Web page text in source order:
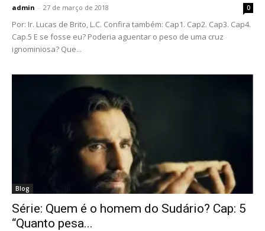
admin - 27 de março de 2018 0
Por: Ir. Lucas de Brito, L.C. Confira também: Cap1. Cap2. Cap3. Cap4.
Cap.5 E se fosse eu? Poderia aguentar o peso de uma cruz
ignominiosa? Que...
Blog
Série: Quem é o homem do Sudário? Cap: 5
“Quanto pesa...